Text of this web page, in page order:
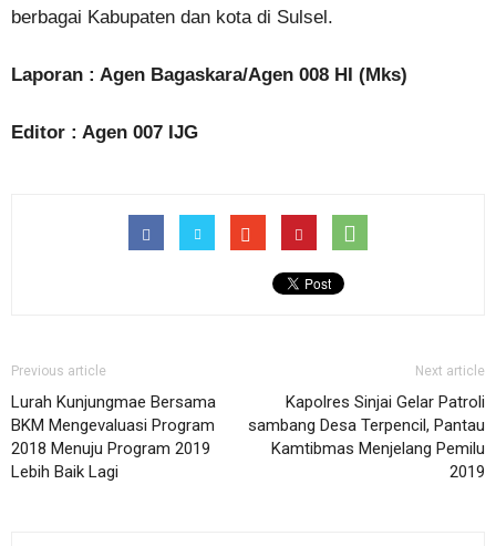
berbagai Kabupaten dan kota di Sulsel.
Laporan : Agen Bagaskara/Agen 008 HI (Mks)
Editor : Agen 007 IJG
Previous article
Lurah Kunjungmae Bersama
BKM Mengevaluasi Program
2018 Menuju Program 2019
Lebih Baik Lagi
Next article
Kapolres Sinjai Gelar Patroli
sambang Desa Terpencil, Pantau
Kamtibmas Menjelang Pemilu
2019